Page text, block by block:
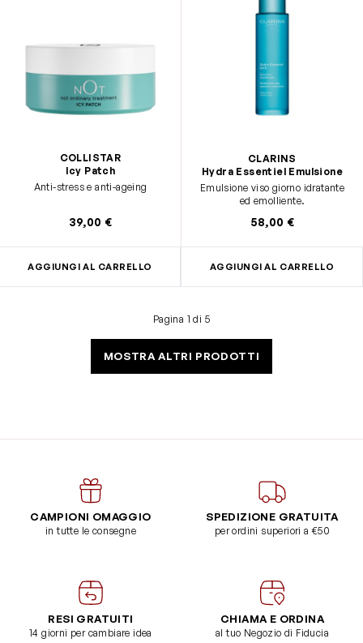
COLLISTAR
Icy Patch
Anti-stress e anti-ageing
39,00 €
AGGIUNGI AL CARRELLO
CLARINS
Hydra Essentiel Emulsione
Emulsione viso giorno idratante
ed emolliente.
58,00 €
AGGIUNGI AL CARRELLO
Pagina 1 di 5
MOSTRA ALTRI PRODOTTI
CAMPIONI OMAGGIO
in tutte le consegne
SPEDIZIONE GRATUITA
per ordini superiori a €50
RESI GRATUITI
14 giorni per cambiare idea
CHIAMA E ORDINA
al tuo Negozio di Fiducia